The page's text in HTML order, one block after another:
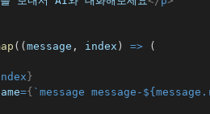
( (message , index ) =>
(
}
={ ` message message- ${message .